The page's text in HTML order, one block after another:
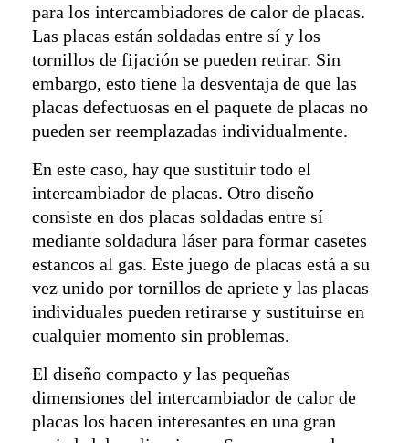
para los intercambiadores de calor de placas.
Las placas están soldadas entre sí y los
tornillos de fijación se pueden retirar. Sin
embargo, esto tiene la desventaja de que las
placas defectuosas en el paquete de placas no
pueden ser reemplazadas individualmente.
En este caso, hay que sustituir todo el
intercambiador de placas. Otro diseño
consiste en dos placas soldadas entre sí
mediante soldadura láser para formar casetes
estancos al gas. Este juego de placas está a su
vez unido por tornillos de apriete y las placas
individuales pueden retirarse y sustituirse en
cualquier momento sin problemas.
El diseño compacto y las pequeñas
dimensiones del intercambiador de calor de
placas los hacen interesantes en una gran